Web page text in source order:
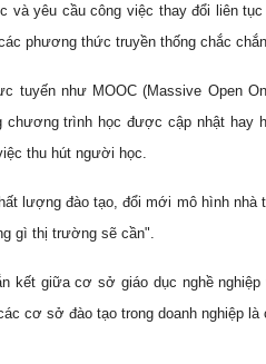
và yêu cầu công việc thay đổi liên
phương thức truyền thống chắc
tuyến như MOOC (Massive Open
trình học được cập nhật hay
thu hút người học.
lượng đào tạo, đổi mới mô hình nhà
gì thị trường sẽ cần".
kết giữa cơ sở giáo dục nghề
cơ sở đào tạo trong doanh nghiệp